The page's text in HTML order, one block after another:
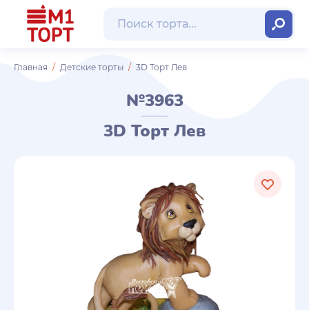
Главная Детские торты 3D Торт Лев
№3963
3D Торт Лев